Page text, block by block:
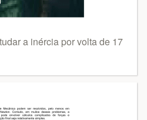
a inércia por volta de 17